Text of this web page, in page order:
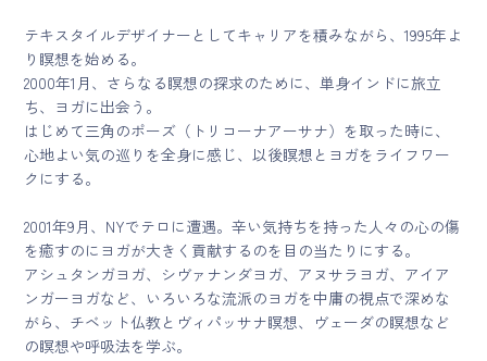
テキスタイルデザイナーとしてキャリアを積みながら、1995年よ
り瞑想を始める。
2000年1月、さらなる瞑想の探求のために、単身インドに旅立
ち、ヨガに出会う。
はじめて三角のポーズ（トリコーナアーサナ）を取った時に、
心地よい気の巡りを全身に感じ、以後瞑想とヨガをライフワー
クにする。
2001年9月、NYでテロに遭遇。辛い気持ちを持った人々の心の傷
を癒すのにヨガが大きく貢献するのを目の当たりにする。
アシュタンガヨガ、シヴァナンダヨガ、アヌサラヨガ、アイア
ンガーヨガなど、いろいろな流派のヨガを中庸の視点で深めな
がら、チベット仏教とヴィパッサナ瞑想、ヴェーダの瞑想など
の瞑想や呼吸法を学ぶ。